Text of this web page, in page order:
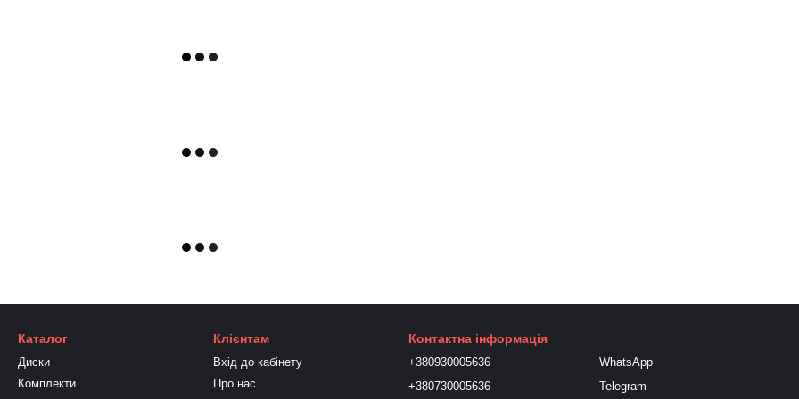
Каталог
Диски
Комплекти
Клієнтам
Вхід до кабінету
Про нас
Контактна інформація
+380930005636
+380730005636
WhatsApp
Telegram